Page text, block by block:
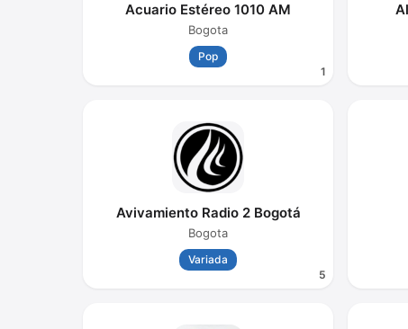
1
Acuario Estéreo 1010 AM
Bogota
Pop
5
Avivamiento Radio 2 Bogotá
Bogota
Variada